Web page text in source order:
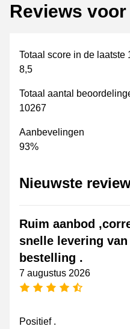
Reviews
Totaal score in de laatste
8,5
Totaal aantal
10267
Aanbevelingen
93%
Nieuwste
Ruim aanbod
snelle levering
bestelling .
7 augustus 2026
4,5 sterren
Positief .